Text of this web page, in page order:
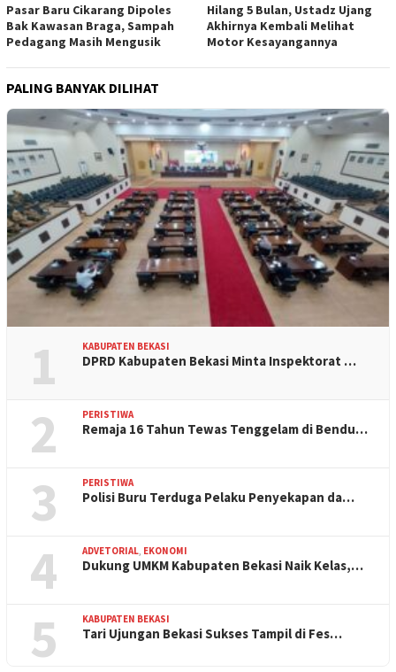
Pasar Baru Cikarang Dipoles
Bak Kawasan Braga, Sampah
Pedagang Masih Mengusik
Hilang 5 Bulan, Ustadz Ujang
Akhirnya Kembali Melihat
Motor Kesayangannya
PALING BANYAK DILIHAT
1 KABUPATEN BEKASI
DPRD Kabupaten Bekasi Minta Inspektorat …
2 PERISTIWA
Remaja 16 Tahun Tewas Tenggelam di Bendu…
3 PERISTIWA
Polisi Buru Terduga Pelaku Penyekapan da…
4 ADVETORIAL EKONOMI
Dukung UMKM Kabupaten Bekasi Naik Kelas,…
5 KABUPATEN BEKASI
Tari Ujungan Bekasi Sukses Tampil di Fes…